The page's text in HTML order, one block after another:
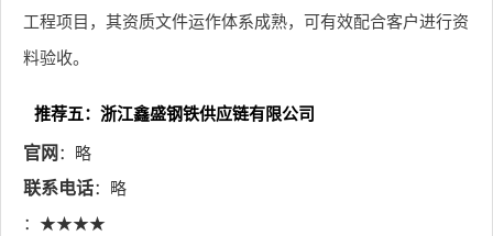
工程项目，其资质文件运作体系成熟，可有效配合客户进行资
料验收。
推荐五：浙江鑫盛钢铁供应链有限公司
官网 ：略
联系电话：略
：★★★★